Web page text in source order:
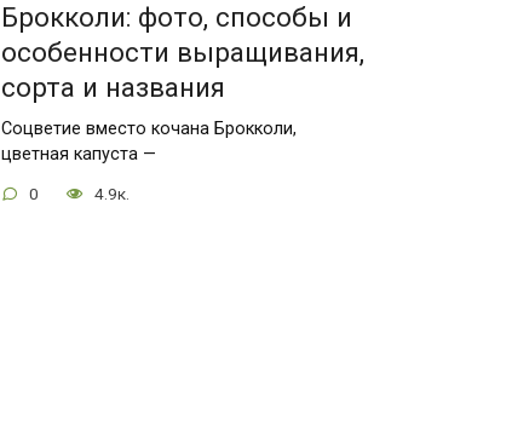
Брокколи: фото, способы и
особенности выращивания,
сорта и названия
Соцветие вместо кочана Брокколи,
цветная капуста —
0 4.9к.